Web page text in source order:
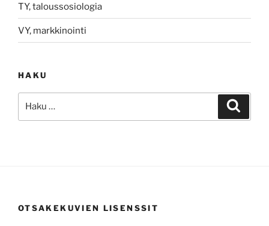
TY, taloussosiologia
VY, markkinointi
HAKU
OTSAKEKUVIEN LISENSSIT